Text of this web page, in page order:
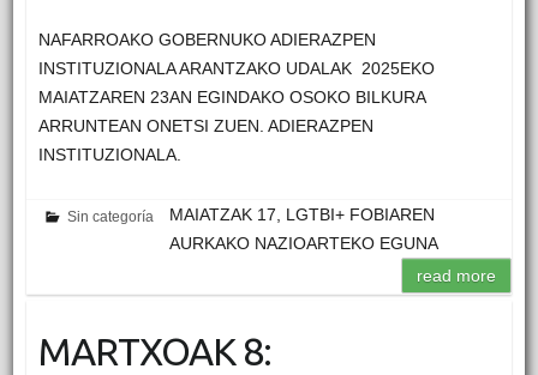
NAFARROAKO GOBERNUKO ADIERAZPEN
INSTITUZIONALA ARANTZAKO UDALAK 2025EKO
MAIATZAREN 23AN EGINDAKO OSOKO BILKURA
ARRUNTEAN ONETSI ZUEN. ADIERAZPEN
INSTITUZIONALA.
Sin categoría
MAIATZAK 17, LGTBI+ FOBIAREN
AURKAKO NAZIOARTEKO EGUNA
read more
MARTXOAK 8: